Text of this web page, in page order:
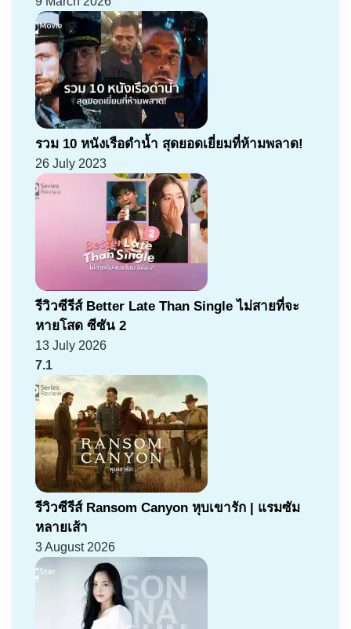
รวม 10 หนังเรือดำน้ำ สุดยอดเยี่ยมที่ห้ามพลาด!
26 July 2023
รีวิวซีรีส์ Better Late Than Single ไม่สายที่จะ
หายโสด ซีซัน 2
13 July 2026
7.1
รีวิวซีรีส์ Ransom Canyon หุบเขารัก | แรมซัม
หลายเส้า
3 August 2026